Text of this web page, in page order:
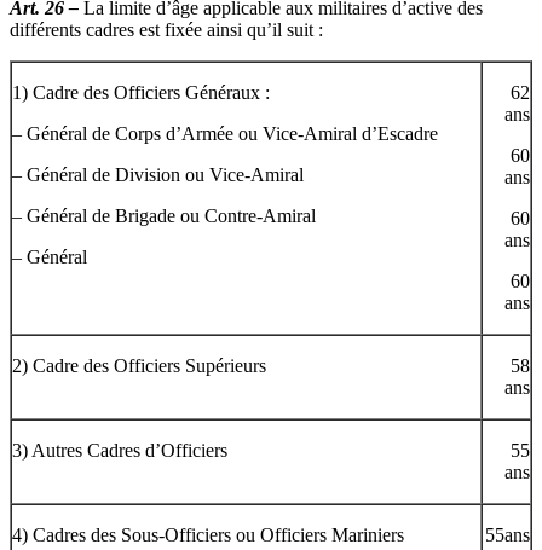
Art. 26 – La limite d’âge applicable aux militaires d’active des
différents cadres est fixée ainsi qu’il suit :
1) Cadre des Officiers Généraux :
– Général de Corps d’Armée ou Vice-Amiral d’Escadre
– Général de Division ou Vice-Amiral
– Général de Brigade ou Contre-Amiral
– Général
62
ans
60
ans
60
ans
60
ans
2) Cadre des Officiers Supérieurs
58
ans
3) Autres Cadres d’Officiers
55
ans
4) Cadres des Sous-Officiers ou Officiers Mariniers 55ans